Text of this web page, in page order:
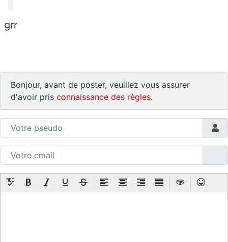
grr
Bonjour, avant de poster, veuillez vous assurer
d'avoir pris connaissance des règles.